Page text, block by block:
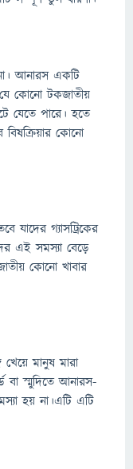
আনারস একটি
কোনো টকজাতীয়
যেতে পারে। হতে
কোনো
যাদের গ্যাসট্রিকের
এই সমস্যা বেড়ে
কোনো খাবার
মানুষ মারা
বা স্মুদিতে আনারস-
হয় না।এটি এটি